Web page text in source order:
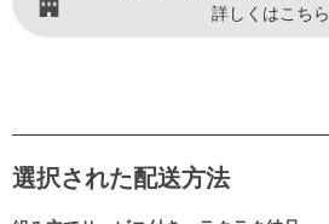
詳しくはこちら
選択された配送方法